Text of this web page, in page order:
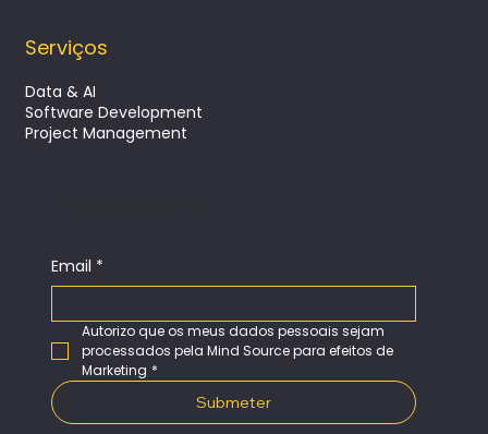
Email *
Autorizo que os meus dados pessoais sejam
processados pela Mind Source para efeitos de
Marketing *
Submeter
Serviços
Data & AI
Software Development
Project Management